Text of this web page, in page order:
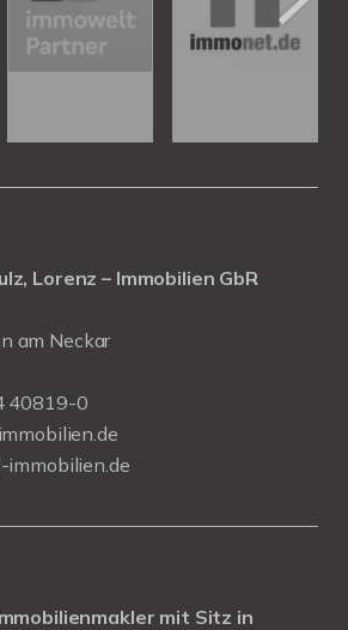
Lorenz – Immobilien GbR
am Neckar
40819-0
mit Sitz in